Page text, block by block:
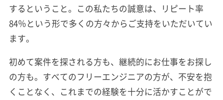
するということ。この私たちの誠意は、リピート率
84％という形で多くの方々からご支持をいただいてい
ます。
初めて案件を探される方も、継続的にお仕事をお探し
の方も。すべてのフリーエンジニアの方が、不安を抱
くことなく、これまでの経験を十分に活かすことがで